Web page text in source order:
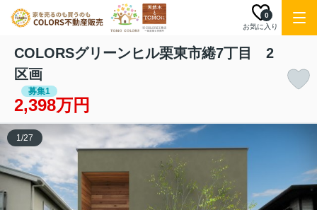
お気に入り
0
COLORSグリーンヒル栗東市綣7丁目 2
区画
募集1
2,398万円
1/27